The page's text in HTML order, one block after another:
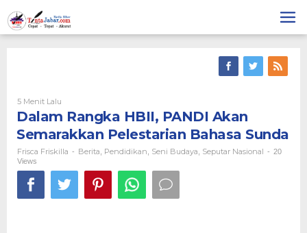
to
content
5 Menit Lalu
Frisca
Friskilla
Dalam Rangka HBII, PANDI Akan
Semarakkan Pelestarian Bahasa Sunda
Frisca Friskilla - Berita Pendidikan Seni Budaya Seputar Nasional - 20
Views